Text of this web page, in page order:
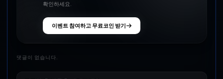
확인하세요.
이벤트 참여하고 무료코인 받기
댓글이 없습니다.